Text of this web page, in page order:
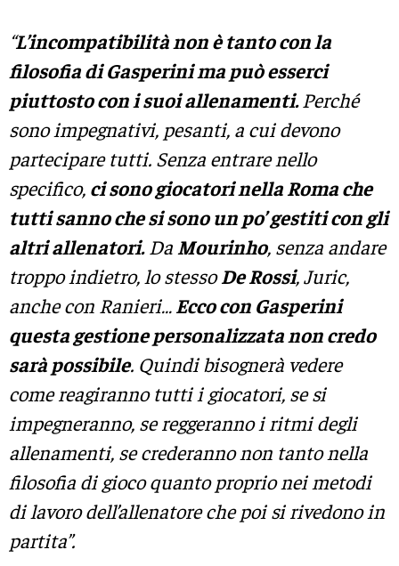
“L’incompatibilità non è tanto con la
filosofia di Gasperini ma può esserci
piuttosto con i suoi allenamenti.Perché
sono impegnativi, pesanti, a cui devono
partecipare tutti. Senza entrare nello
specifico, ci sono giocatori nella Roma che
tutti sanno che si sono un po’ gestiti con gli
altri allenatori.Da Mourinho, senza andare
troppo indietro, lo stessoDe Rossi, Juric,
anche con Ranieri…Ecco con Gasperini
questa gestione personalizzata non credo
sarà possibile. Quindi bisognerà vedere
come reagiranno tutti i giocatori, se si
impegneranno, se reggeranno i ritmi degli
allenamenti, se crederanno non tanto nella
filosofia di gioco quanto proprio nei metodi
di lavoro dell’allenatore che poisi rivedono in
partita”.